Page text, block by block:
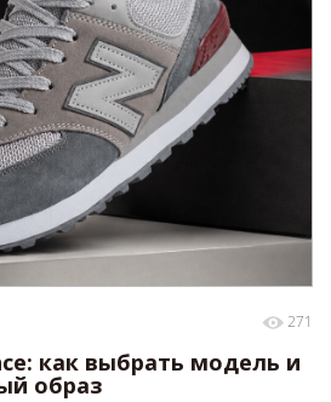
271
как выбрать модель и
образ